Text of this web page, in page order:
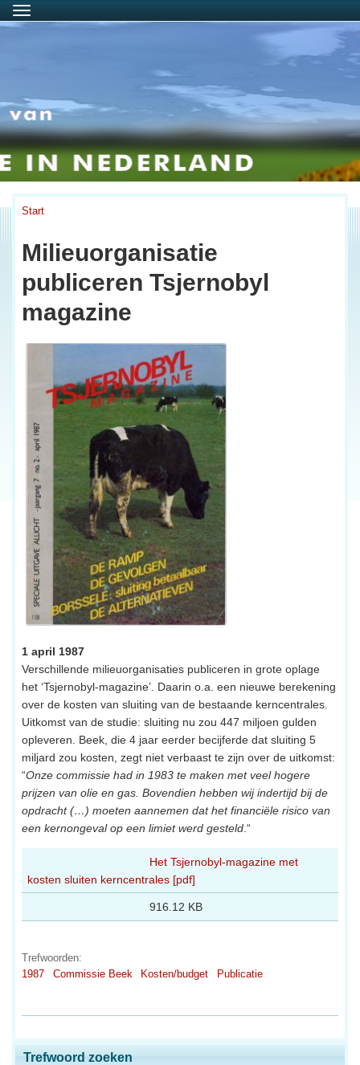
Menu
Start
Milieuorganisatie
publiceren Tsjernobyl
magazine
1 april 1987
Verschillende milieuorganisaties publiceren in grote oplage
het ‘Tsjernobyl-magazine’. Daarin o.a. een nieuwe berekening
over de kosten van sluiting van de bestaande kerncentrales.
Uitkomst van de studie: sluiting nu zou 447 miljoen gulden
opleveren. Beek, die 4 jaar eerder becijferde dat sluiting 5
miljard zou kosten, zegt niet verbaast te zijn over de uitkomst:
“Onze commissie had in 1983 te maken met veel hogere
prijzen van olie en gas. Bovendien hebben wij indertijd bij de
opdracht (…) moeten aannemen dat het financiële risico van
een kernongeval op een limiet werd gesteld .“
Het Tsjernobyl-magazine met
kosten sluiten kerncentrales [pdf]
916.12 KB
Trefwoorden:
1987
Commissie Beek Kosten/budget Publicatie
Trefwoord zoeken